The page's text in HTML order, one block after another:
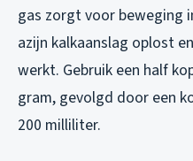
gas zorgt voor beweging
azijn kalkaanslag oplost
werkt. Gebruik een half
gram, gevolgd door een
200 milliliter.